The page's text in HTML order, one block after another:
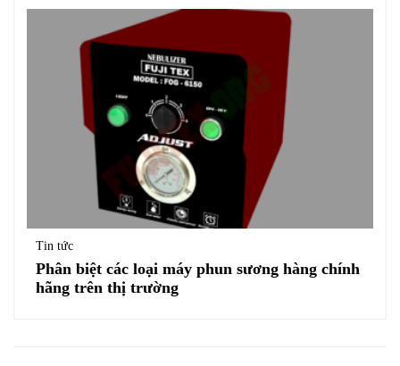
Tin tức
Phân biệt các loại máy phun sương hàng chính
hãng trên thị trường